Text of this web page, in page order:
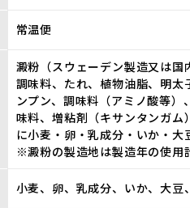
常温便
澱粉（スウェーデン製造又は国
調味料、たれ、植物油脂、明
ンプン、調味料（アミノ酸等
味料、増粘剤（キサンタンガム
に小麦・卵・乳成分・いか・大
※澱粉の製造地は製造年の使用
小麦、卵、乳成分、いか、大豆